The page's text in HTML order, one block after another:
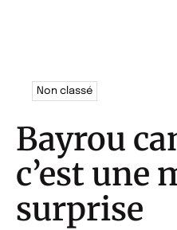
Non classé
Bayrou
c’est une
surprise